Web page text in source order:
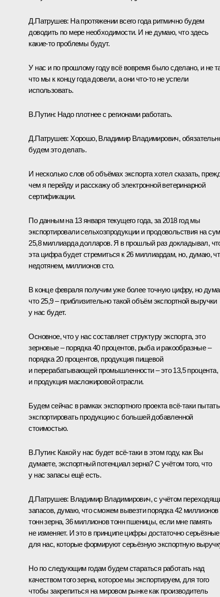
Д.Патрушев: На протяжении всего года ритмично будем
доводить по мере необходимости. И не думаю, что здесь
какие‑то проблемы будут.
У нас и по прошлому году всё вовремя было сделано, и не
что мы к концу года довели, а они что‑то не успели
использовать.
В.Путин: Надо плотнее с регионами работать.
Д.Патрушев: Хорошо, Владимир Владимирович,
будем это делать.
И несколько слов об объёмах экспорта хотел сказать,
чем я перейду и расскажу об электронной ветеринарной
сертификации.
По данным на 13 января текущего года, за 2018 год мы
экспортировали сельхозпродукции и продовольствия на
25,8 миллиарда долларов. Я в прошлый раз докладывал,
эта цифра будет стремиться к 26 миллиардам, но, думаю,
недотянем, миллионов сто.
В конце февраля получим уже более точную цифру, но
что 25,9 – приблизительно такой объём экспортной выручки
у нас будет.
Основное, что у нас составляет структуру экспорта, это
зерновые – порядка 40 процентов, рыба и ракообразные –
порядка 20 процентов, продукция пищевой
и перерабатывающей промышленности – это 13,5 процента,
и продукция масложировой отрасли.
Будем сейчас в рамках экспортного проекта всё‑таки
экспортировать продукцию с большей добавленной
стоимостью.
В.Путин: Какой у нас будет всё‑таки в этом году, как Вы
думаете, экспортный потенциал зерна? С учётом того, что
у нас запасы ещё есть.
Д.Патрушев: Владимир Владимирович, с учётом
запасов, думаю, что сможем вывезти порядка 42 миллионов
тонн зерна, 36 миллионов тонн пшеницы, если мне память
не изменяет. И это в принципе цифры достаточно серьёзные
для нас, которые формируют серьёзную экспортную
Но по следующим годам будем стараться работать над
качеством того зерна, которое мы экспортируем, для того
чтобы закрепиться на мировом рынке как производитель